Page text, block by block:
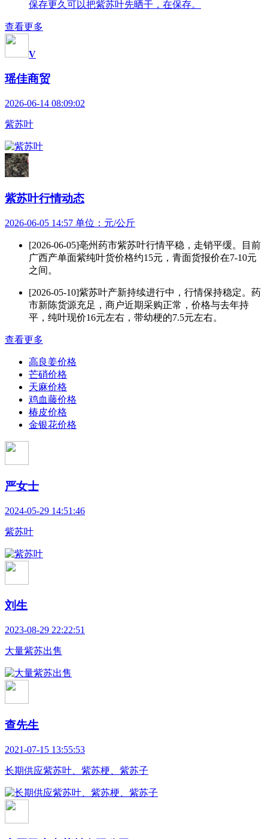
保存更久可以把紫苏叶先晒干，在保存。
查看更多
V
瑶佳商贸
2026-06-14 08:09:02
紫苏叶
紫苏叶行情动态
2026-06-05 14:57 单位：元/公斤
[2026-06-05]亳州药市紫苏叶行情平稳，走销平缓。目前
广西产单面紫纯叶货价格约15元，青面货报价在7-10元
之间。
[2026-05-10]紫苏叶产新持续进行中，行情保持稳定。药
市新陈货源充足，商户近期采购正常，价格与去年持
平，纯叶现价16元左右，带幼梗的7.5元左右。
查看更多
高良姜价格
芒硝价格
天麻价格
鸡血藤价格
椿皮价格
金银花价格
严女士
2024-05-29 14:51:46
紫苏叶
刘生
2023-08-29 22:22:51
大量紫苏出售
查先生
2021-07-15 13:55:53
长期供应紫苏叶、紫苏梗、紫苏子